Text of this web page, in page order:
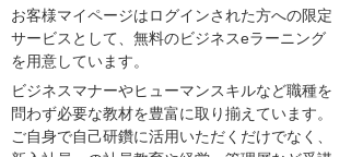
お客様マイページはログインされた方への限定
サービスとして、無料のビジネスeラーニング
を用意しています。
ビジネスマナーやヒューマンスキルなど職種を
問わず必要な教材を豊富に取り揃えています。
ご自身で自己研鑽に活用いただくだけでなく、